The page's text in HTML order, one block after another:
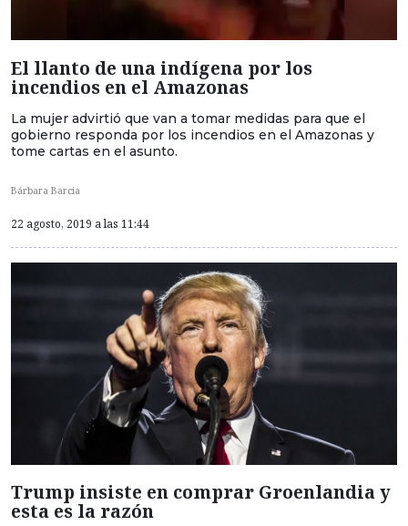
El llanto de una indígena por los
incendios en el Amazonas
La mujer advirtió que van a tomar medidas para que el
gobierno responda por los incendios en el Amazonas y
tome cartas en el asunto.
Bárbara Barcia
22 agosto, 2019 a las 11:44
Trump insiste en comprar Groenlandia y
esta es la razón